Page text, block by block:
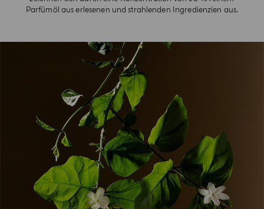
Parfümöl aus erlesenen und strahlenden Ingredienzien aus.